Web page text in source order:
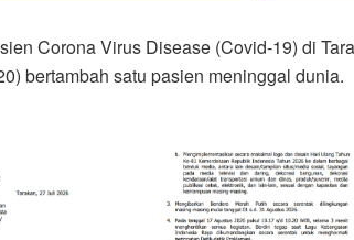
Corona Virus Disease (Covid-19) di
bertambah satu pasien meninggal dunia.